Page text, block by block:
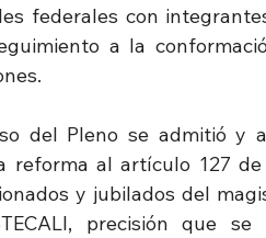
federales con
a la
del Pleno se admitió y
reforma al artículo 127
y jubilados del
precisión que